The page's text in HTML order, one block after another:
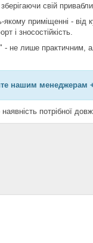
свій
приміщенні -
і зносостійкість.
не лише практичним,
нашим менеджерам
потрібної